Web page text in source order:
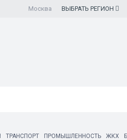
Москва ВЫБРАТЬ РЕГИОН
ТРАНСПОРТ ПРОМЫШЛЕННОСТЬ ЖКХ